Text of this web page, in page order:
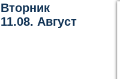
Вторник
11.08. Август